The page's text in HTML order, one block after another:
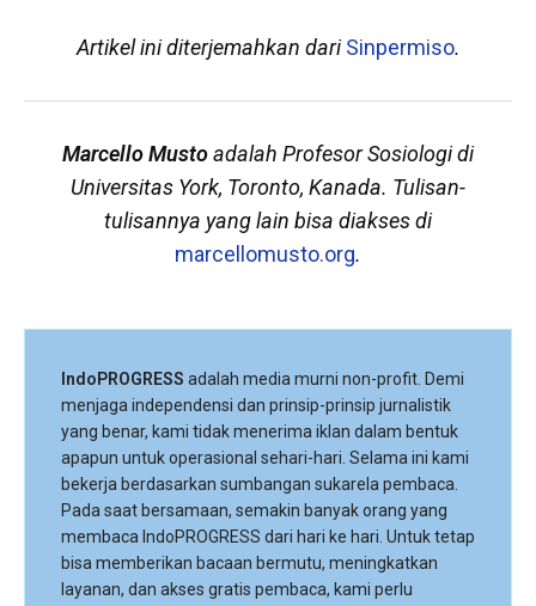
Artikel ini diterjemahkan dariSinpermiso.
Marcello Mustoadalah Profesor Sosiologi di
Universitas York, Toronto, Kanada. Tulisan-
tulisannya yang lain bisa diakses di
marcellomusto.org.
IndoPROGRESS adalah media murni non-profit. Demi
menjaga independensi dan prinsip-prinsip jurnalistik
yang benar, kami tidak menerima iklan dalam bentuk
apapun untuk operasional sehari-hari. Selama ini kami
bekerja berdasarkan sumbangan sukarela pembaca.
Pada saat bersamaan, semakin banyak orang yang
membaca IndoPROGRESS dari hari ke hari. Untuk tetap
bisa memberikan bacaan bermutu, meningkatkan
layanan, dan akses gratis pembaca, kami perlu